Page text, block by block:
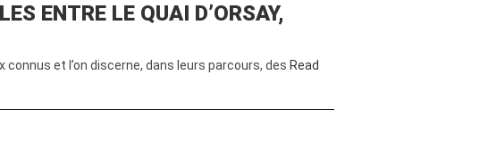
ENTRE LE QUAI D’ORSAY,
et l’on discerne, dans leurs parcours, des Read